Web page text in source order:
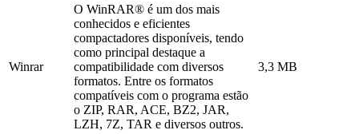
Winrar
O WinRAR® é um dos mais
conhecidos e eficientes
compactadores disponíveis, tendo
como principal destaque a
compatibilidade com diversos
formatos. Entre os formatos
compatíveis com o programa estão
o ZIP, RAR, ACE, BZ2, JAR,
LZH, 7Z, TAR e diversos outros.
3,3 MB